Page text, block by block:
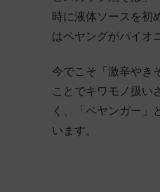
時に液体ソースを初
はペヤングがパイオ
今でこそ「激辛やき
ことでキワモノ扱い
く、「ペヤンガー」
います。